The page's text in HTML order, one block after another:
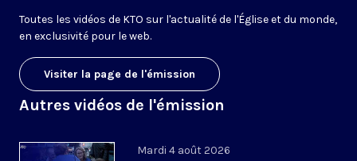
Toutes les vidéos de KTO sur l'actualité de l'Église et du monde,
en exclusivité pour le web.
Visiter la page de l'émission
Autres vidéos de l'émission
Mardi 4 août 2026